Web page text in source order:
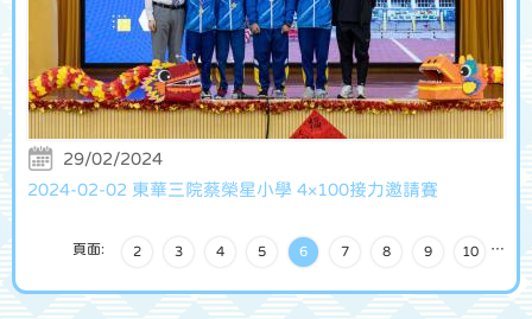
29/02/2024
2024-02-02 東華三院蔡榮星小學 4×100接力邀請賽
頁面: …
2 3 4 5 6 7 8 9 10